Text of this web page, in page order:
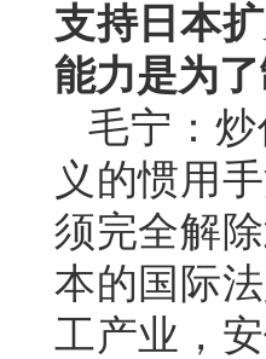
支持日本
能力是为
毛宁：
义的惯用
须完全解
本的国际
工产业，